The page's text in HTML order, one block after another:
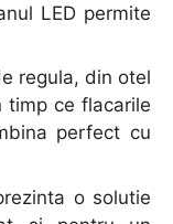
LED permite
regula, din otel
timp ce flacarile
perfect cu
o solutie